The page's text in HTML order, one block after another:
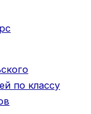
по классу